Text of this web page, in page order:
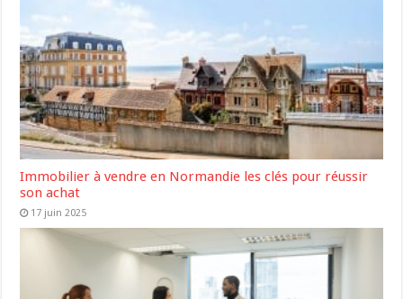
Immobilier à vendre en Normandie les clés pour réussir
son achat
17 juin 2025